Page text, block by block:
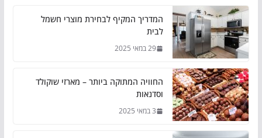
המדריך המקיף לבחירת מוצרי חשמל
לבית
29 במאי 2025
החוויה המתוקה ביותר – מארזי שוקולד
וסדנאות
3 במאי 2025